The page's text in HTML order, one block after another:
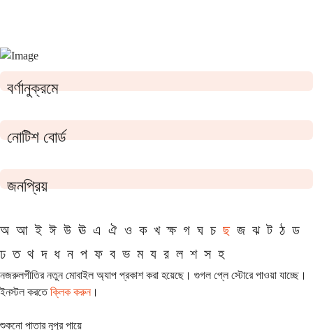
বর্ণানুক্রমে
নোটিশ বোর্ড
জনপ্রিয়
অ আ ই ঈ উ ঊ এ ঐ ও ক খ ক্ষ গ ঘ চ ছ জ ঝ ট ঠ ড
ঢ ত থ দ ধ ন প ফ ব ভ ম য র ল শ স হ
নজরুলগীতির নতুন মোবাইল অ্যাপ প্রকাশ করা হয়েছে। গুগল প্লে স্টোরে পাওয়া যাচ্ছে।
ইনস্টল করতেক্লিক করুন।
শুকনো পাতার নূপুর পায়ে